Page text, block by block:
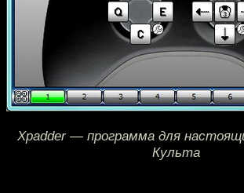
Xpadder — программа для
Культа